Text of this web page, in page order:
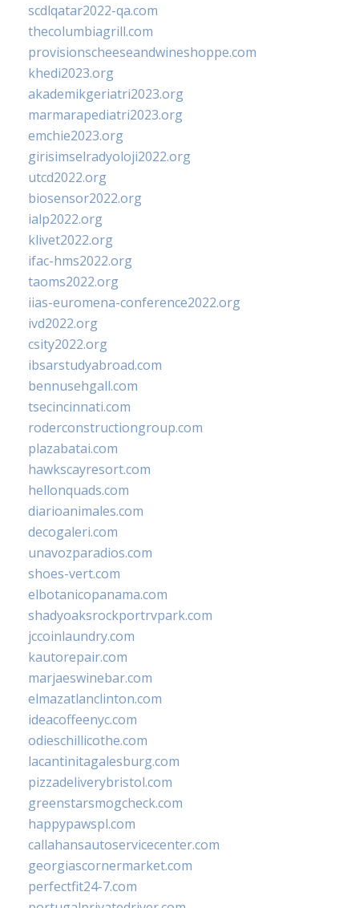
scdlqatar2022-qa.com
thecolumbiagrill.com
provisionscheeseandwineshoppe.com
khedi2023.org
akademikgeriatri2023.org
marmarapediatri2023.org
emchie2023.org
girisimselradyoloji2022.org
utcd2022.org
biosensor2022.org
ialp2022.org
klivet2022.org
ifac-hms2022.org
taoms2022.org
iias-euromena-conference2022.org
ivd2022.org
csity2022.org
ibsarstudyabroad.com
bennusehgall.com
tsecincinnati.com
roderconstructiongroup.com
plazabatai.com
hawkscayresort.com
hellonquads.com
diarioanimales.com
decogaleri.com
unavozparadios.com
shoes-vert.com
elbotanicopanama.com
shadyoaksrockportrvpark.com
jccoinlaundry.com
kautorepair.com
marjaeswinebar.com
elmazatlanclinton.com
ideacoffeenyc.com
odieschillicothe.com
lacantinitagalesburg.com
pizzadeliverybristol.com
greenstarsmogcheck.com
happypawspl.com
callahansautoservicecenter.com
georgiascornermarket.com
perfectfit24-7.com